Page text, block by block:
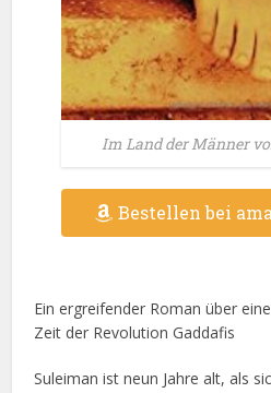
Im Land der Männer
Bestellen bei
Ein ergreifender Roman über
Zeit der Revolution Gaddafis
Suleiman ist neun Jahre alt, als